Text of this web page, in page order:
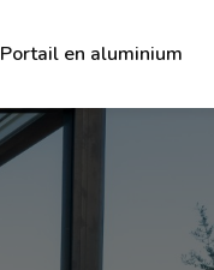
Portail en aluminium